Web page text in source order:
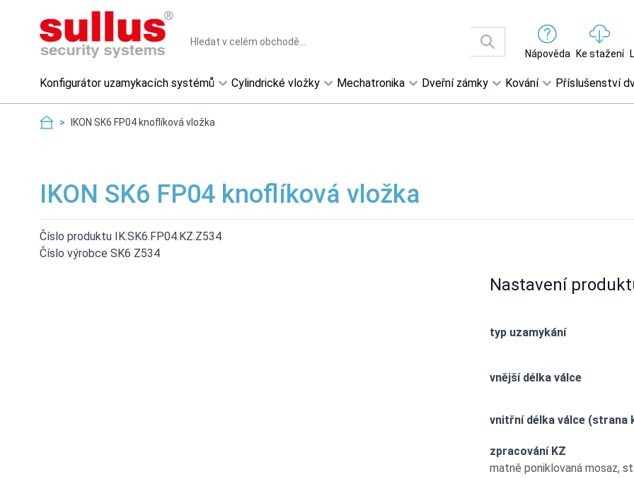
Nápověda
Ke stažení
Konfigurátor uzamykacích systémů Cylindrické vložky Mechatronika Dveřní zámky Kování Příslušenství
> IKON SK6 FP04 knoflíková vložka
IKON SK6 FP04 knoflíková vložka
Číslo produktu IK.SK6.FP04.KZ.Z534
Číslo výrobce SK6 Z534
Nastavení
typ uzamykání
vnější délka válce
vnitřní délka válce (strana
zpracování KZ
matně poniklovaná mosaz,